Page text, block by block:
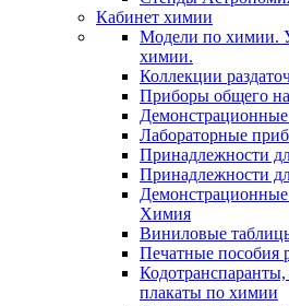
Кабинет химии
Модели по химии.
химии.
Коллекции
Приборы общего
Лабораторные
Принадлежности
Принадлежности
Химия
Виниловые
Печатные пособия
плакаты по химии